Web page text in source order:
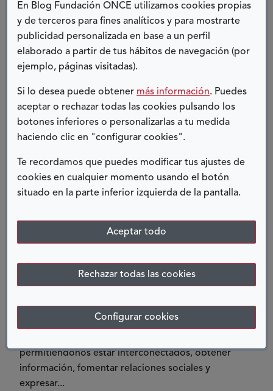
En Blog Fundación ONCE utilizamos cookies propias
y de terceros para fines analíticos y para mostrarte
publicidad personalizada en base a un perfil
elaborado a partir de tus hábitos de navegación (por
ejemplo, páginas visitadas).
Si lo desea puede obtener más información. Puedes
aceptar o rechazar todas las cookies pulsando los
botones inferiores o personalizarlas a tu medida
haciendo clic en "configurar cookies".
Te recordamos que puedes modificar tus ajustes de
cookies en cualquier momento usando el botón
situado en la parte inferior izquierda de la pantalla.
Aceptar todo
Rechazar todas las cookies
Configurar cookies
Ver más
sobre
Una
Europa
accesible
para
todas
las
URBANISMO Y ACCESIBILIDAD
08 NOVIEMBRE, 2024
Hoy, 8 de noviembre, celebramos el Día Mundial del
Urbanismo, que según he podido descubrir en una
búsqueda rápida en la red nace en el año 1959 con
el objetivo de concienciar a las personas, pero...
Urbanismo
y
UN DESAFÍO PENDIENTE
En la actualidad, las plataformas de redes sociales se
permitiéndonos estar interconectados, obtener
información, fomentar relaciones sociales y
expresar...